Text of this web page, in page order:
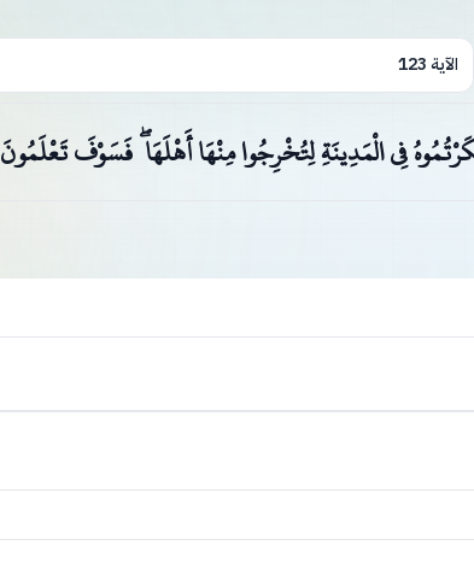
الآية 123
فِي الْمَدِينَةِ لِتُخْرِجُوا مِنْهَا أَهْلَهَا ۖ فَسَوْفَ تَعْلَمُونَ